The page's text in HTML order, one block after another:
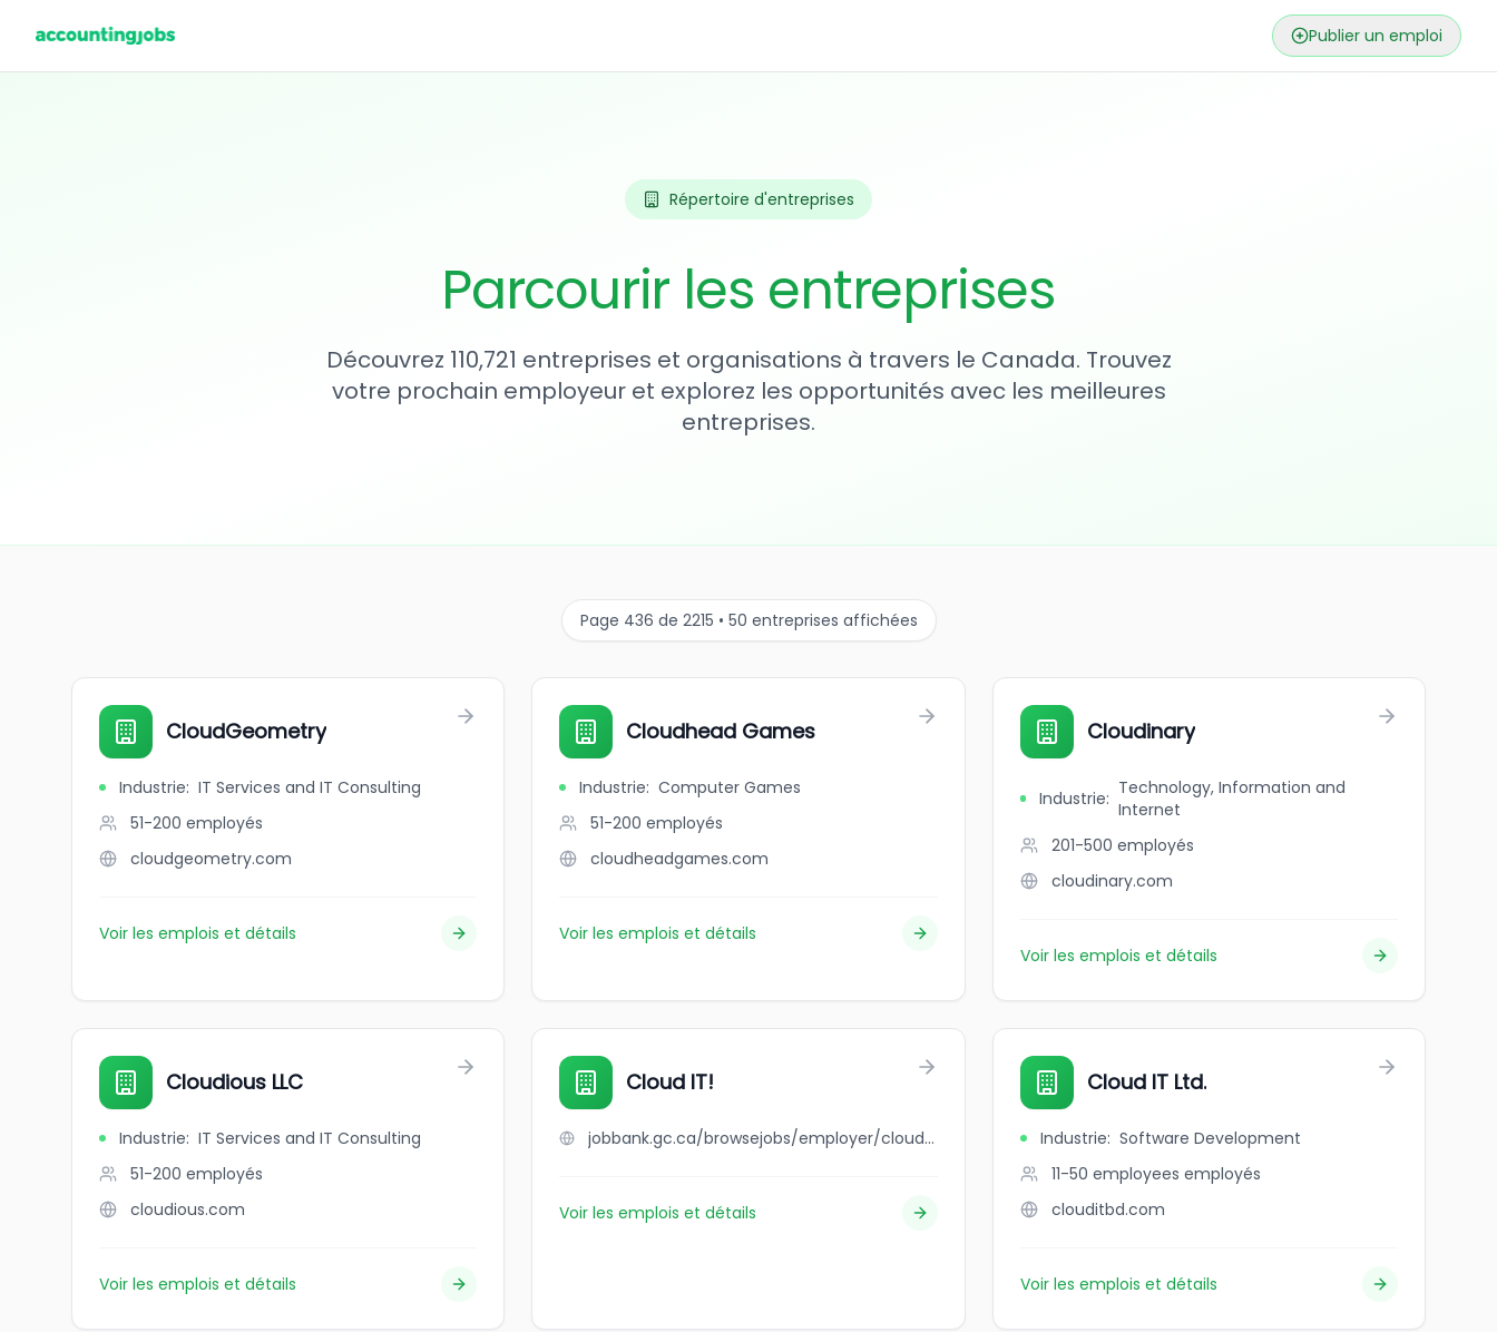
Publier un emploi
Répertoire d'entreprises
Parcourir les entreprises
Découvrez 110,721 entreprises et organisations à travers le Canada. Trouvez
votre prochain employeur et explorez les opportunités avec les meilleures
entreprises.
Page 436 de 2215 • 50 entreprises affichées
CloudGeometry
Industrie: IT Services and IT Consulting
51-200 employés
cloudgeometry.com
Voir les emplois et détails
Cloudhead Games
Industrie: Computer Games
51-200 employés
cloudheadgames.com
Voir les emplois et détails
Cloudinary
Industrie: Technology, Information and
Internet
201-500 employés
cloudinary.com
Voir les emplois et détails
Cloudious LLC
Industrie: IT Services and IT Consulting
51-200 employés
cloudious.com
Voir les emplois et détails
Cloud IT!
jobbank.gc.ca/browsejobs/employer/cloud+it%21/ca
Voir les emplois et détails
Cloud IT Ltd.
Industrie: Software Development
11-50 employees employés
clouditbd.com
Voir les emplois et détails